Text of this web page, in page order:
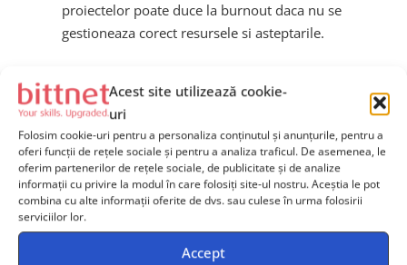
Acest site utilizează cookie-
uri
Folosim cookie-uri pentru a personaliza conținutul și anunțurile, pentru a
oferi funcții de rețele sociale și pentru a analiza traficul. De asemenea, le
oferim partenerilor de rețele sociale, de publicitate și de analize
informații cu privire la modul în care folosiți site-ul nostru. Aceștia le pot
combina cu alte informații oferite de dvs. sau culese în urma folosirii
serviciilor lor.
Accept
proiectelor poate duce la burnout daca nu se
gestioneaza corect resursele si asteptarile.
Leadershipul in Era
Transformarii Continue
Liderii organizatiilor trebuie sa evolueze din roluri
traditionale de control in roluri defacilitatori
strategici, coaches si catalizatori ai schimbarii. Un
manager de proiect modern nu mai coordoneaza doar